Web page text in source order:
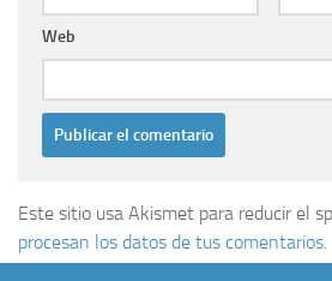
Web
Este sitio usa Akismet para reducir el
procesan los datos de tus comentarios.